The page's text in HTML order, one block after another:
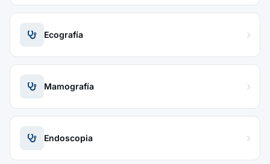
Ecografía
Mamografía
Endoscopia